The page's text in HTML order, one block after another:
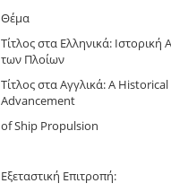
Θέμα
Τίτλος στα Ελληνικά:
των Πλοίων
Τίτλος στα Αγγλικά: A
Advancement
of Ship Propulsion
Εξεταστική Επιτροπή: